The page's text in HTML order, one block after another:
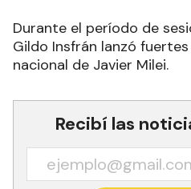
Durante el período de
Gildo Insfrán lanzó
nacional de Javier Milei.
Recibí las